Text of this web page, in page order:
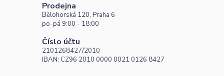
Prodejna
Bělohorská 120, Praha 6
po-pá 9:00 - 18:00
Číslo účtu
2101268427/2010
IBAN: CZ96 2010 0000 0021 0126 8427